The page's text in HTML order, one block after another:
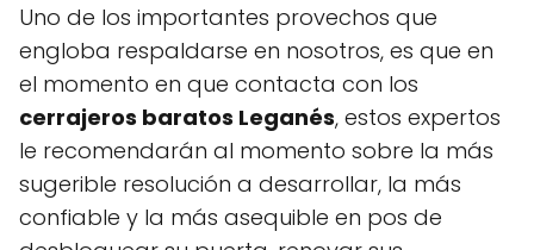
Uno de los importantes provechos que
engloba respaldarse en nosotros, es que en
el momento en que contacta con los
cerrajeros baratos Leganés, estos expertos
le recomendarán al momento sobre la más
sugerible resolución a desarrollar, la más
confiable y la más asequible en pos de